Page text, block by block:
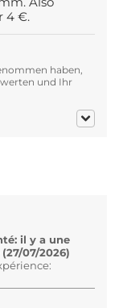
4 €.
haben,
und Ihr
il y a une
07/2026)